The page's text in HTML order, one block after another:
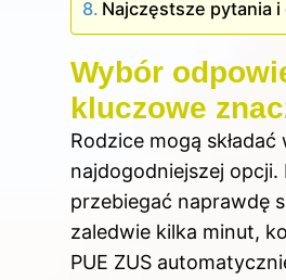
Najczęstsze pytania i
Wybór
kluczowe
Rodzice mogą
najdogodniejszej
przebiegać naprawdę
zaledwie kilka minut,
PUE ZUS